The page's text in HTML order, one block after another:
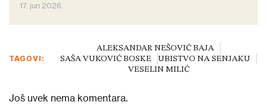
17. jun 2026.
TAGOVI:
ALEKSANDAR NEŠOVIĆ BAJA
SAŠA VUKOVIĆ BOSKE
UBISTVO NA SENJAKU
VESELIN MILIĆ
Još uvek nema komentara.